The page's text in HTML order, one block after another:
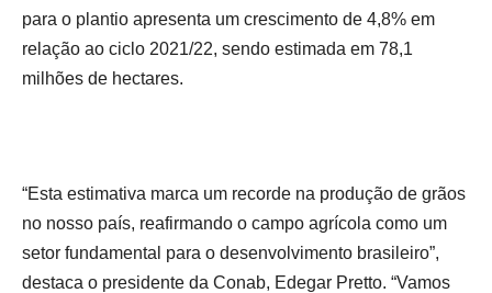
para o plantio apresenta um crescimento de 4,8% em
relação ao ciclo 2021/22, sendo estimada em 78,1
milhões de hectares.
“Esta estimativa marca um recorde na produção de grãos
no nosso país, reafirmando o campo agrícola como um
setor fundamental para o desenvolvimento brasileiro”,
destaca o presidente da Conab, Edegar Pretto. “Vamos